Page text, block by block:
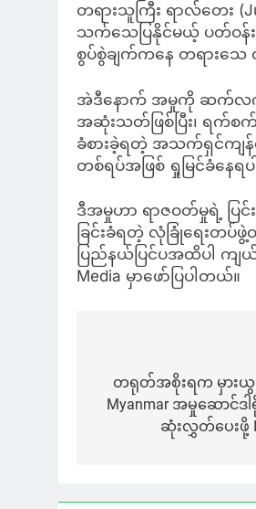
တရားသူကြီး ရာလ်တေး
သက်သေပြနိုင်မယ့် ပတ်ဝ
စွပ်စွဲချက်ကနေ တရားသေ
အဲဒီနောက် အမှုကို ဆက်လက်
အဆုံးသတ်ဖြစ်ပြီး၊ ရ
ခံစားခဲ့ရတဲ့ အသက်ရှင်ကျ
တစ်ရပ်အဖြစ် ရှုမြင်ခံနေရ
ဒီအမှုဟာ ရာဇဝတ်မှုရဲ့ ပြ
ခြင်းခံရတဲ့ လုံခြုံရေးတ
ပြည်နယ်ပြင်ပအထိပါ က
Media မှာဖော်ပြပါတယ်။
navigation
တရုတ်အစိုးရက မှားယွင်
Myanmar အမှုဆောင်ဒ
ဆုံးလွှတ်ပေးဖို့